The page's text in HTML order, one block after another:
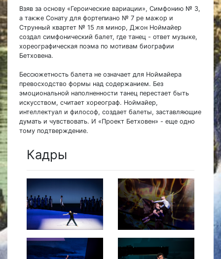
Взяв за основу «Героические вариации», Симфонию № 3,
а также Сонату для фортепиано № 7 ре мажор и
Струнный квартет № 15 ля минор, Джон Ноймайер
создал симфонический балет, где танец - ответ музыке,
хореографическая поэма по мотивам биографии
Бетховена.
Бессюжетность балета не означает для Ноймайера
превосходство формы над содержанием. Без
эмоциональной наполненности танец перестает быть
искусством, считает хореограф. Ноймайер,
интеллектуал и философ, создает балеты, заставляющие
думать и чувствовать. И «Проект Бетховен» - еще одно
тому подтверждение.
Кадры